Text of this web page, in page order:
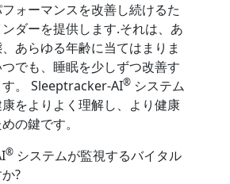
ォーマンスを改善し続けるた
ダーを提供します.それは、あ
あらゆる年齢に当てはまりま
でも、睡眠を少しずつ改善す
す。 Sleeptracker-AI® システム
をよりよく理解し、より健康
の鍵です。
® システムが監視するバイタル
?